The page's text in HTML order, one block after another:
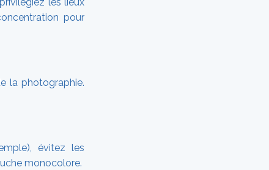
pour
la photographie.
évitez les
monocolore.